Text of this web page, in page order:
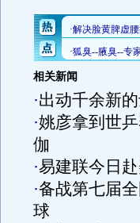
相关新闻
·出动千余新
·姚彦拿到世
伽
·易建联今日
·备战第七届
球